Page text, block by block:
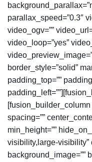
parallax_speed=”0.3″
video_ogv=””
video_loop=”yes”
border_style=”solid”
padding_top=””
[fusion_builder_column
spacing=””
min_height=””
visibility,large-visibility”
background_image=””